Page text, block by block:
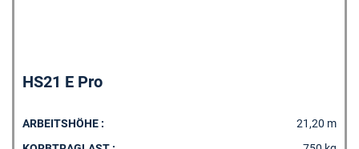
HS21 E Pro
ARBEITSHÖHE :
21,20 m